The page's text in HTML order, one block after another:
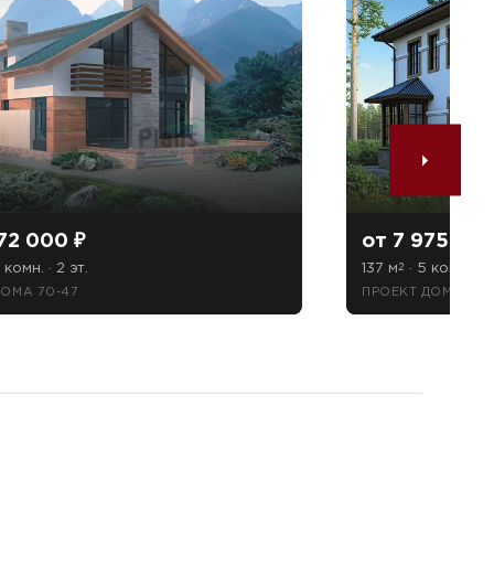
000 ₽
комн. · 2 эт.
70-47
от 7 975
137 м2 · 5 комн. ·
ПРОЕКТ ДОМА 61-